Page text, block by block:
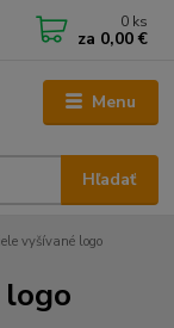
Menu
Hľadať
0 ks
za 0,00 €
vyšívané logo
logo